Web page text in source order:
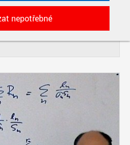
aplikacemi
nastavení,
relace. Jsou
a jsou
nám pomáhají
Zpravidla jde o
nepotřebné
POČET